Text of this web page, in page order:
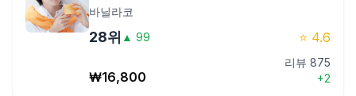
바닐라코
28위 ▲ 99 ⭐ 4.6
₩16,800
리뷰 875
+2